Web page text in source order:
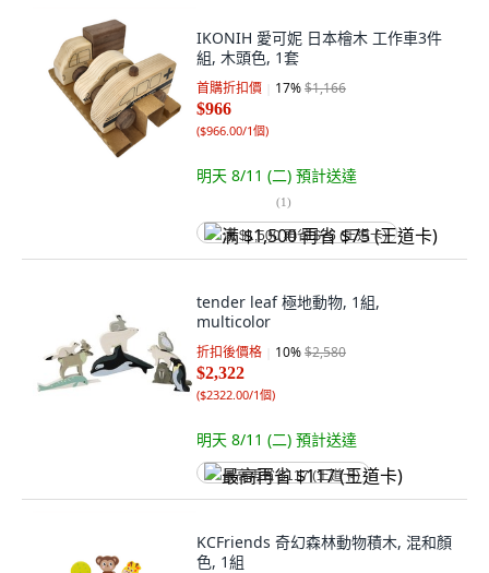
IKONIH 愛可妮 日本檜木 工作車3件
組, 木頭色, 1套
首購折扣價 17%$1,166
$966
($966.00/1個)
明天 8/11 (二) 預計送達
(1)
满 $1,500 再省 $75 (王道卡)
tender leaf 極地動物, 1組,
multicolor
折扣後價格 10%$2,580
$2,322
($2322.00/1個)
明天 8/11 (二) 預計送達
最高再省 $117 (王道卡)
KCFriends 奇幻森林動物積木, 混和顏
色, 1組